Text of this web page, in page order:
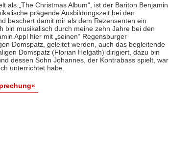
als „The Christmas Album“, ist der Bariton Benjamin
prägende Ausbildungszeit bei den
beschert damit mir als dem Rezensenten ein
bin musikalisch durch meine zehn Jahre bei den
Appl hier mit „seinen“ Regensburger
Domspatz, geleitet werden, auch das begleitende
Domspatz (Florian Helgath) dirigiert, dazu bin
dessen Sohn Johannes, der Kontrabass spielt, war
unterrichtet habe.